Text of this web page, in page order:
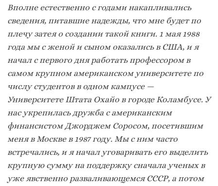
Вполне естественно с годами накапливались
сведения, питавшие надежды, что мне будет по
плечу затея о создании такой книги. 1 мая 1988
года мы с женой и сыном оказались в США, и я
начал с первого дня работать профессором в
самом крупном американском университете по
числу студентов в одном кампусе —
Университете Штата Охайо в городе Коламбусе. У
нас укрепилась дружба с американским
финансистом Джорджем Соросом, посетившим
меня в Москве в 1987 году. Мы с ним часто
встречались, и я начал уговаривать его выделить
крупную сумму на поддержку сначала ученых в
уже явственно разваливающемся СССР, а потом